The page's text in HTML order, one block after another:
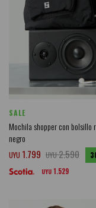
SALE
Mochila shopper con bolsillo
negro
UYU 1.799 UYU2.590
UYU 1.529